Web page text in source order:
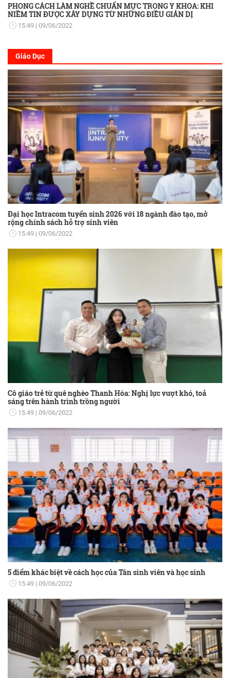
PHONG CÁCH LÀM NGHỀ CHUẨN MỰC TRONG Y KHOA: KHI
NIỀM TIN ĐƯỢC XÂY DỰNG TỪ NHỮNG ĐIỀU GIẢN DỊ
15:49 09/06/2022
Giáo Dục
Đại học Intracom tuyển sinh 2026 với 18 ngành đào tạo, mở
rộng chính sách hỗ trợ sinh viên
15:49 09/06/2022
Cô giáo trẻ từ quê nghèo Thanh Hóa: Nghị lực vượt khó, toả
sáng trên hành trình trồng người
15:49 09/06/2022
5 điểm khác biệt về cách học của Tân sinh viên và học sinh
15:49 09/06/2022